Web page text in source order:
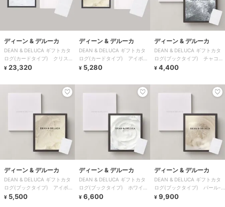
ディーン & デルーカ
DEAN & DELUCA ギフトカタ
ログ(カードタイプ) クリスタ
ル-C
¥ 23,320
ディーン & デルーカ
DEAN & DELUCA ギフトカタ
ログ(カードタイプ) アイボリ
ー-C
¥ 5,280
ディーン & デルーカ
DEAN & DELUCA ギフトカタ
ログ(ブックタイプ) チャコー
ル-BC
¥ 4,400
ディーン & デルーカ
DEAN & DELUCA ギフトカタ
ログ(ブックタイプ) アイボリ
ー-BC
¥ 5,500
ディーン & デルーカ
DEAN & DELUCA ギフトカタ
ログ(ブックタイプ) ホワイ
ト-BC
¥ 6,600
ディーン & デルーカ
DEAN & DELUCA ギフトカタ
ログ(ブックタイプ) パール-
BC
¥ 9,900